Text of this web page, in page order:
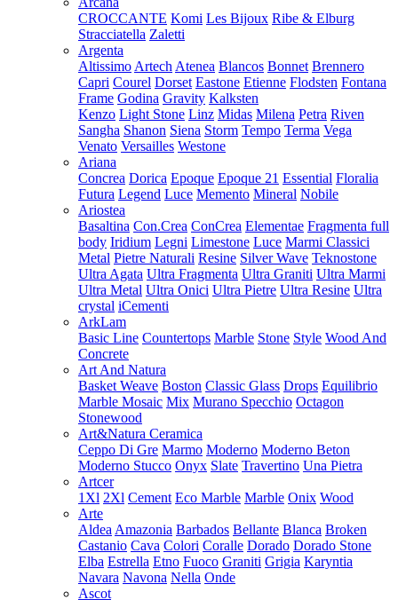
CROCCANTE Komi Les Bijoux Ribe & Elburg
Stracciatella Zaletti
Argenta
Altissimo Artech Atenea Blancos Bonnet Brennero
Capri Courel Dorset Eastone Etienne Flodsten Fontana
Frame Godina Gravity Kalksten
Kenzo Light Stone Linz Midas Milena Petra Riven
Sangha Shanon Siena Storm Tempo Terma Vega
Venato Versailles Westone
Ariana
Concrea Dorica Epoque Epoque 21 Essential Floralia
Futura Legend Luce Memento Mineral Nobile
Ariostea
Basaltina Con.Crea ConCrea Elementae Fragmenta full
body Iridium Legni Limestone Luce Marmi Classici
Metal Pietre Naturali Resine Silver Wave Teknostone
Ultra Agata Ultra Fragmenta Ultra Graniti Ultra Marmi
Ultra Metal Ultra Onici Ultra Pietre Ultra Resine Ultra
crystal iCementi
ArkLam
Basic Line Countertops Marble Stone Style Wood And
Concrete
Art And Natura
Basket Weave Boston Classic Glass Drops Equilibrio
Marble Mosaic Mix Murano Specchio Octagon
Stonewood
Art&Natura Ceramica
Ceppo Di Gre Marmo Moderno Moderno Beton
Moderno Stucco Onyx Slate Travertino Una Pietra
Artcer
1Xl 2Xl Cement Eco Marble Marble Onix Wood
Arte
Aldea Amazonia Barbados Bellante Blanca Broken
Castanio Cava Colori Coralle Dorado Dorado Stone
Elba Estrella Etno Fuoco Graniti Grigia Karyntia
Navara Navona Nella Onde
Ascot